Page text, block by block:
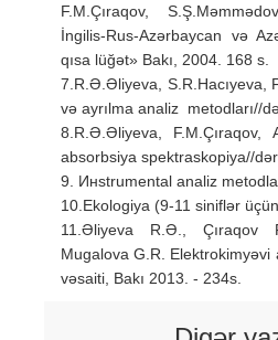
F.M.Çıraqov,
İngilis-Rus-Azərbaycan və
qısa lüğət» Bakı, 2004. 168 s.
7.R.Ə.Əliyeva, S.R.Hacıyeva,
və ayrılma analiz metodları//
8.R.Ə.Əliyeva, F.M.Çıraqov,
absorbsiya spektraskopiya//
9. Инstrumental analiz
10.Ekologiya (9-11 siniflər
11.Əliyeva R.Ə., Çıraqov
Mugalova G.R. Elektrokimyəvi
vəsaiti, Bakı 2013. - 234s.